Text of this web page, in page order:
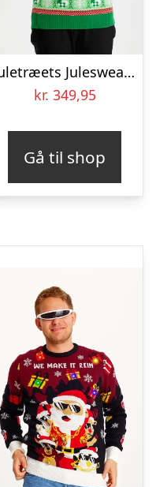
Juletræets Julesweater Rød LED – dame / kvinder
kr. 349,95
Gå til shop